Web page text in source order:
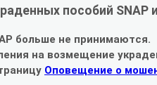
пособий SNAP
больше не принимаются.
на возмещение
Оповещение о